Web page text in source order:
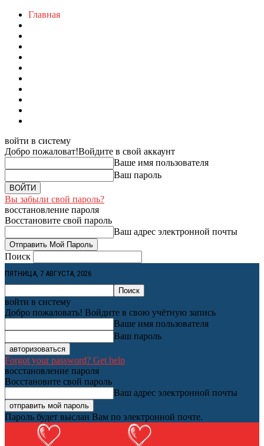
Главная
войти в систему
Добро пожаловат!Войдите в свой аккаунт
Ваше имя пользователя
Ваш пароль
Вы забыли свой пароль?
восстановление пароля
Восстановите свой пароль
Ваш адрес электронной почты
Поиск
ПЯТНИЦА, 7 АВГУСТА, 2026
войти в систему
Добро пожаловать! Войдите в свою учётную запись
Ваше имя пользователя
Ваш пароль
Forgot your password? Get help
восстановление пароля
Восстановите свой пароль
Ваш адрес электронной почты
Пароль будет выслан Вам по электронной почте.